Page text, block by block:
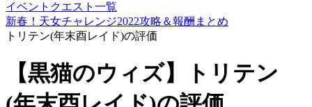
イベントクエスト一覧
新春！天女チャレンジ2022攻略＆報酬まとめ
トリテン(年末酉レイド)の評価
【黒猫のウィズ】トリテン